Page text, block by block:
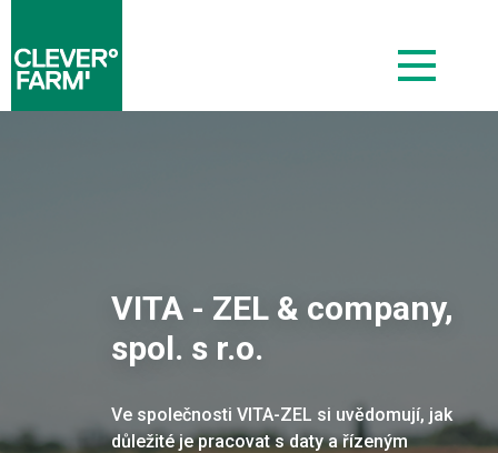
VITA - ZEL & company,
spol. s r.o.
Ve společnosti VITA-ZEL si uvědomují, jak
důležité je pracovat s daty a řízeným